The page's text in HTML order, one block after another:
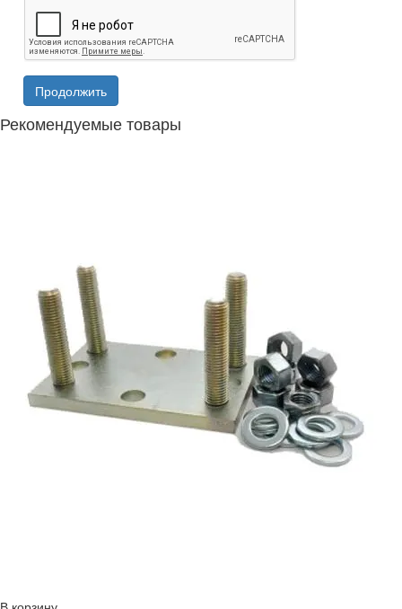
Продолжить
Рекомендуемые товары